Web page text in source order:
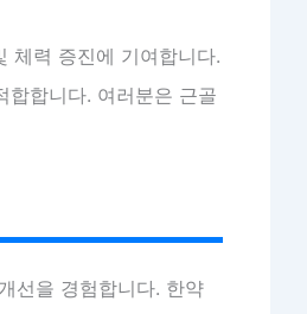
체력 증진에 기여합니다.
합합니다. 여러분은 근골
선을 경험합니다. 한약